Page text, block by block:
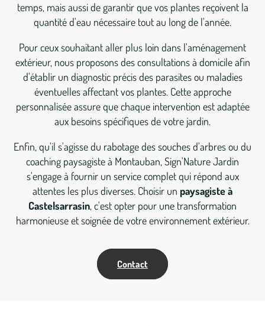
temps, mais aussi de garantir que vos plantes reçoivent la
quantité d'eau nécessaire tout au long de l'année.
Pour ceux souhaitant aller plus loin dans l'aménagement
extérieur, nous proposons des consultations à domicile afin
d'établir un diagnostic précis des parasites ou maladies
éventuelles affectant vos plantes. Cette approche
personnalisée assure que chaque intervention est adaptée
aux besoins spécifiques de votre jardin.
Enfin, qu'il s'agisse du rabotage des souches d'arbres ou du
coaching paysagiste à Montauban, Sign'Nature Jardin
s'engage à fournir un service complet qui répond aux
attentes les plus diverses. Choisir un paysagiste à
Castelsarrasin, c'est opter pour une transformation
harmonieuse et soignée de votre environnement extérieur.
Contact